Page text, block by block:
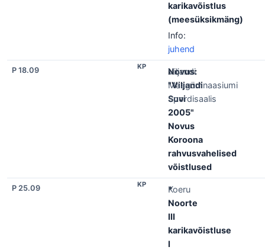
karikavõistlus
(meesüksikmäng)
Info:
juhend
P 18.09 KP
Novus:
"Viljandi
Suvi
2005"
Novus
Koroona
rahvusvahelised
võistlused
Viljandi
Maagümnaasiumi
Spordisaalis
P 25.09 KP
*
Noorte
III
karikavõistluse
I
Koeru